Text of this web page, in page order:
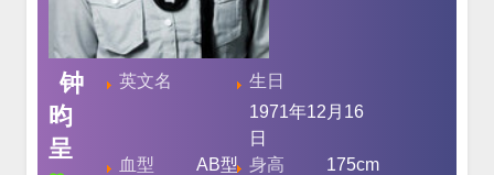
钟
昀
呈
英文名
生日
1971年12月16
日
血型
AB型 身高
175cm